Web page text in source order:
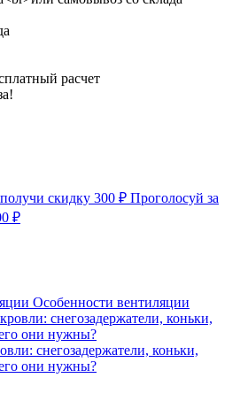
расчет
Проголосуй за
₽
Особенности вентиляции
снегозадержатели, коньки,
они нужны?